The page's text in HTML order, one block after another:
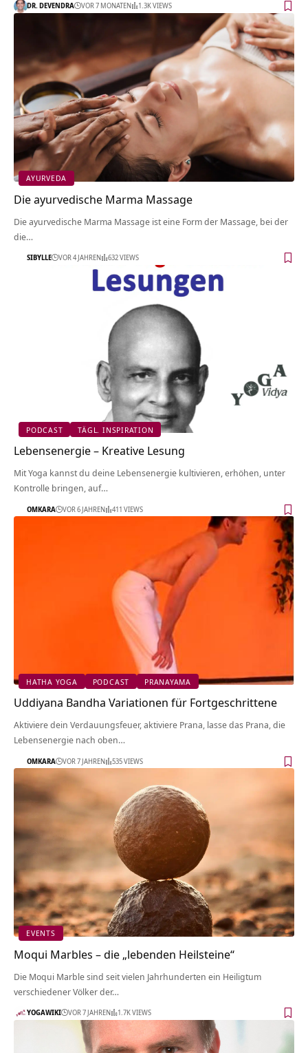
DR. DEVENDRA VOR 7 MONATEN 1.3K VIEWS
AYURVEDA
Die ayurvedische Marma Massage
Die ayurvedische Marma Massage ist eine Form der Massage, bei der
die…
SIBYLLE VOR 4 JAHREN 632 VIEWS
PODCAST TÄGL. INSPIRATION
Lebensenergie – Kreative Lesung
Mit Yoga kannst du deine Lebensenergie kultivieren, erhöhen, unter
Kontrolle bringen, auf…
OMKARA VOR 6 JAHREN 411 VIEWS
HATHA YOGA PODCAST PRANAYAMA
Uddiyana Bandha Variationen für Fortgeschrittene
Aktiviere dein Verdauungsfeuer, aktiviere Prana, lasse das Prana, die
Lebensenergie nach oben…
OMKARA VOR 7 JAHREN 535 VIEWS
EVENTS
Moqui Marbles – die „lebenden Heilsteine“
Die Moqui Marble sind seit vielen Jahrhunderten ein Heiligtum
verschiedener Völker der…
YOGAWIKI VOR 7 JAHREN 1.7K VIEWS